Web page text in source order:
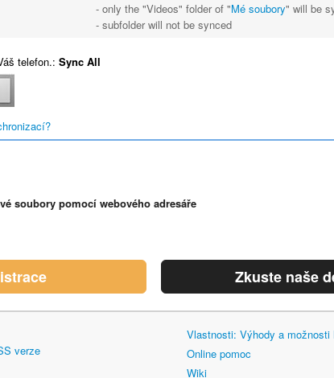
- only the "Videos" folder of "Mé soubory" will be
- subfolder will not be synced
telefon.:Sync All
soubory pomocí webového adresáře
Zkuste naše
verze
Vlastnosti: Výhody a možnosti
Online pomoc
Wiki